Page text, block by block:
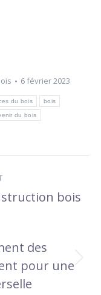
6 février 2023
du bois bois
du bois
bois
des
pour une